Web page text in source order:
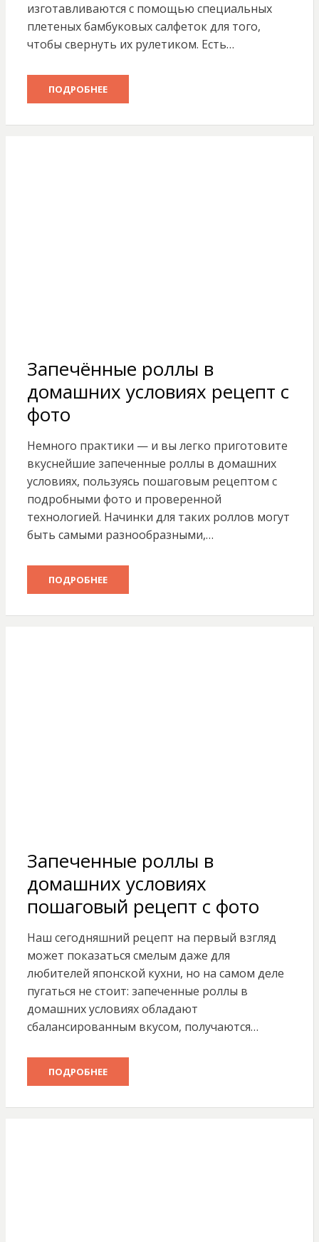
изготавливаются с помощью специальных
плетеных бамбуковых салфеток для того,
чтобы свернуть их рулетиком. Есть…
ПОДРОБНЕЕ
Запечённые роллы в
домашних условиях рецепт с
фото
Немного практики — и вы легко приготовите
вкуснейшие запеченные роллы в домашних
условиях, пользуясь пошаговым рецептом с
подробными фото и проверенной
технологией. Начинки для таких роллов могут
быть самыми разнообразными,…
ПОДРОБНЕЕ
Запеченные роллы в
домашних условиях
пошаговый рецепт с фото
Наш сегодняшний рецепт на первый взгляд
может показаться смелым даже для
любителей японской кухни, но на самом деле
пугаться не стоит: запеченные роллы в
домашних условиях обладают
сбалансированным вкусом, получаются…
ПОДРОБНЕЕ